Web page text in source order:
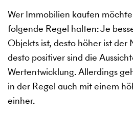
Wer Immobilien kaufen
folgende Regel halten: Je
Objekts ist, desto höher ist der
desto positiver sind die
Wertentwicklung. Allerdings
in der Regel auch mit einem
einher.